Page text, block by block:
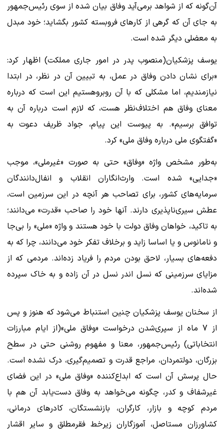
آن‌گونه که از شواهد برمی‌آید وفاق بیان شده از سوی رئیس‌جمهور
به جای آن که گرهی از کارهای فروبسته کشور بگشاید؛ خود مبدل
به معضلی دیگر شده است.
یوسف پزشکیان(منصوب پدر در امور جاری مملکت) اظهار کرد:
«برای نشان دادن وفاق در عمل، به تبیین آن در نظر، در ابتدا
نیازمندیم، اما مشکلی که با آن روبروهستیم این است که درباره
معنای وفاق هم اختلاف‌نظر هست، که لازم است درباره آن به
توافق برسیم». به پیوست این پیام، جواد ظریف دعوت به
«گفتگوی ملی درباره وفاق ملی» کرد.
به‌طور مشخص واژه «وفاق» حتی به صورت «غیرملی»، موجب
«جدایی» شده است. وارث‌انگاران انقلاب و انفال‌دانندگان
سرمایه‌های کشور، برای تصاحب هر آنچه در این سرزمین است،
عطش سیری‌ناپذیری دارند. آنها خود را صاحب «قدرت» می‌دانند؛
به تاکید، خواهان وفاق دولت با خود هستند و واژه «ملی» را بی‌جا
و نامانوس و یا اساسا زاید و برخلاف تفکر خود می‌‌دانند، چرا که به
دفعه‌های بسیار، لاحق بودن مردم را فریاد زده‌اند. مردمی که از
مزایای سرزمینی که نسل اندر نسل در آن زاده و به خاک سپرده
شده‌اند.
از سخنان یوسف پزشکیان چنین استنباط می‌شود که هنوز و پس
از 7 ماه از سپری‌شدن درخواست «وفاق ملی»(از ایام مبارزات
انتخاباتی) رئیس‌جمهور، معنا و مفهوم روشنی حتی در سطح
بزرگان، دولتمردان، مراجع قدرت و تصمیم‌گیری، درک نشده است.
حال پرسش آن است که ابداع‌کننده «وفاق ملی» در این فضای
غیرشفاف و کدر، چگونه می‌خواهد به وفاق دست‌یابد آن هم با
مردم کوچه و بازار، کارگران، بازنشستگان، کادرهای درمانی،
کشاورزان مستاصل، آموزگاران زیرخط فقرمطلق و سایر اقشار